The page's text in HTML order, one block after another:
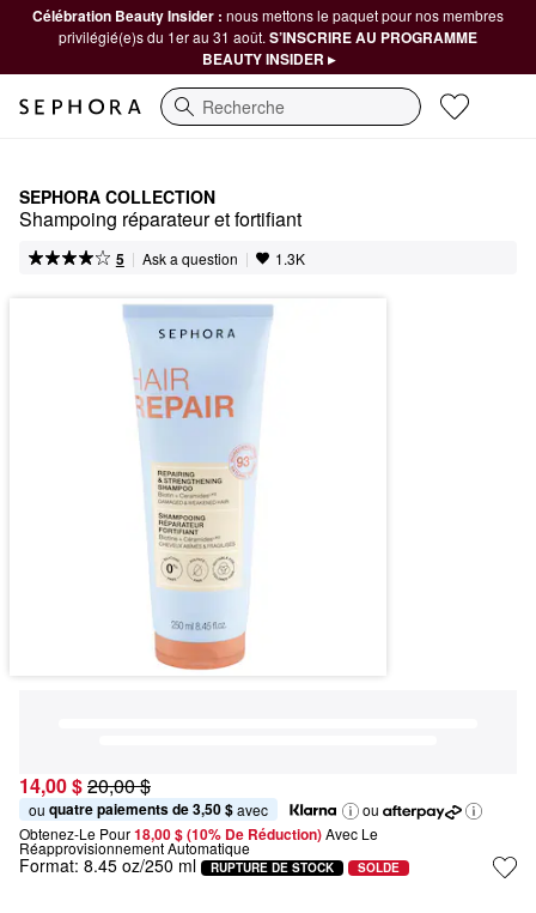
Célébration Beauty Insider : nous mettons le paquet pour nos membres
privilégié(e)s du 1er au 31 août. S’INSCRIRE AU PROGRAMME
BEAUTY INSIDER ▸
Recherche
SEPHORA COLLECTION
Shampoing réparateur et fortifiant
5 | Ask a question | 1.3K
14,00 $20,00 $
ou quatre paiements de 3,50 $ avec
ou
Obtenez-Le Pour18,00 $ (10% De Réduction) Avec Le
Réapprovisionnement Automatique
Format: 8.45 oz/250 ml RUPTURE DE STOCK SOLDE